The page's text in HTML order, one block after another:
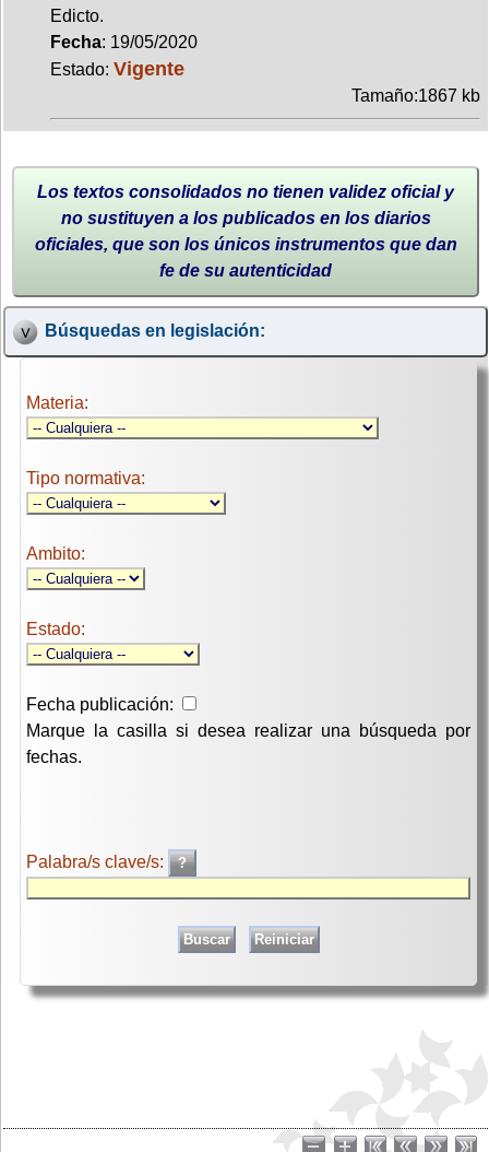
Edicto.
Fecha: 19/05/2020
Estado: Vigente
Tamaño:1867 kb
Los textos consolidados no tienen validez oficial y
no sustituyen a los publicados en los diarios
oficiales, que son los únicos instrumentos que dan
fe de su autenticidad
Búsquedas en legislación:
Materia:
Tipo normativa:
Ambito:
Estado:
Fecha publicación:
Marque la casilla si desea realizar una búsqueda por
fechas.
Palabra/s clave/s: